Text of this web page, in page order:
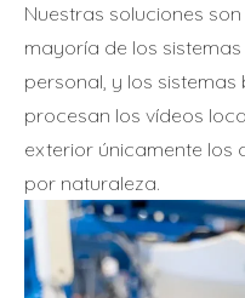
Nuestras soluciones
mayoría de los
personal, y los
procesan los vídeos
exterior únicamente los
por naturaleza.